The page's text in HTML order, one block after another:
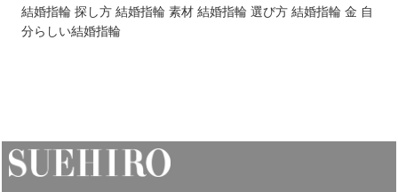
結婚指輪 探し方 結婚指輪 素材 結婚指輪 選び方 結婚指輪 金 自
分らしい結婚指輪